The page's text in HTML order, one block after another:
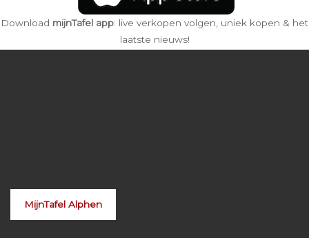
Download mijnTafel app: live verkopen volgen, uniek kopen & het
laatste nieuws!
MijnTafel Alphen